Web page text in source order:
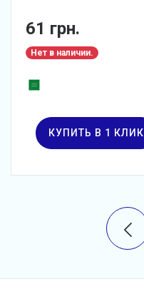
61 грн.
Нет в наличии.
КУПИТЬ В 1 КЛИК